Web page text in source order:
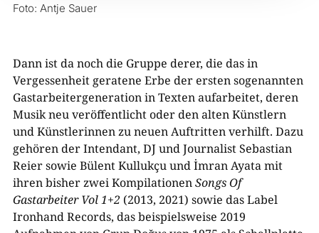
Foto: Antje Sauer
Dann ist da noch die Gruppe derer, die das in
Vergessenheit geratene Erbe der ersten sogenannten
Gastarbeitergeneration in Texten aufarbeitet, deren
Musik neu veröffentlicht oder den alten Künstlern
und Künstlerinnen zu neuen Auftritten verhilft. Dazu
gehören der Intendant, DJ und Journalist Sebastian
Reier sowie Bülent Kullukçu und İmran Ayata mit
ihren bisher zwei KompilationenSongs Of
Gastarbeiter Vol 1+2 (2013, 2021) sowie das Label
Ironhand Records, das beispielsweise 2019